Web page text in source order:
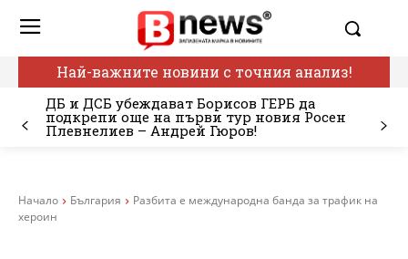
Най-важните новини с точния анализ!
ДБ и ДСБ убеждават Борисов ГЕРБ да
подкрепи още на първи тур новия Росен
Плевнелиев – Андрей Гюров!
Начало България
Разбита е международна банда за трафик на
хероин